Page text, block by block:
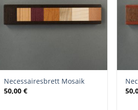
Necessairesbrett Mosaik
50,00 €